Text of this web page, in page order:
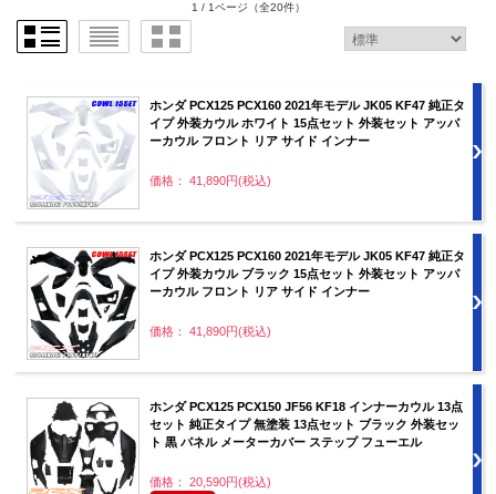
1 / 1ページ （全20件）
ホンダ PCX125 PCX160 2021年モデル JK05 KF47 純正タ
イプ 外装カウル ホワイト 15点セット 外装セット アッパ
ーカウル フロント リア サイド インナー
価格： 41,890円(税込)
ホンダ PCX125 PCX160 2021年モデル JK05 KF47 純正タ
イプ 外装カウル ブラック 15点セット 外装セット アッパ
ーカウル フロント リア サイド インナー
価格： 41,890円(税込)
ホンダ PCX125 PCX150 JF56 KF18 インナーカウル 13点
セット 純正タイプ 無塗装 13点セット ブラック 外装セッ
ト 黒 パネル メーターカバー ステップ フューエル
価格： 20,590円(税込)